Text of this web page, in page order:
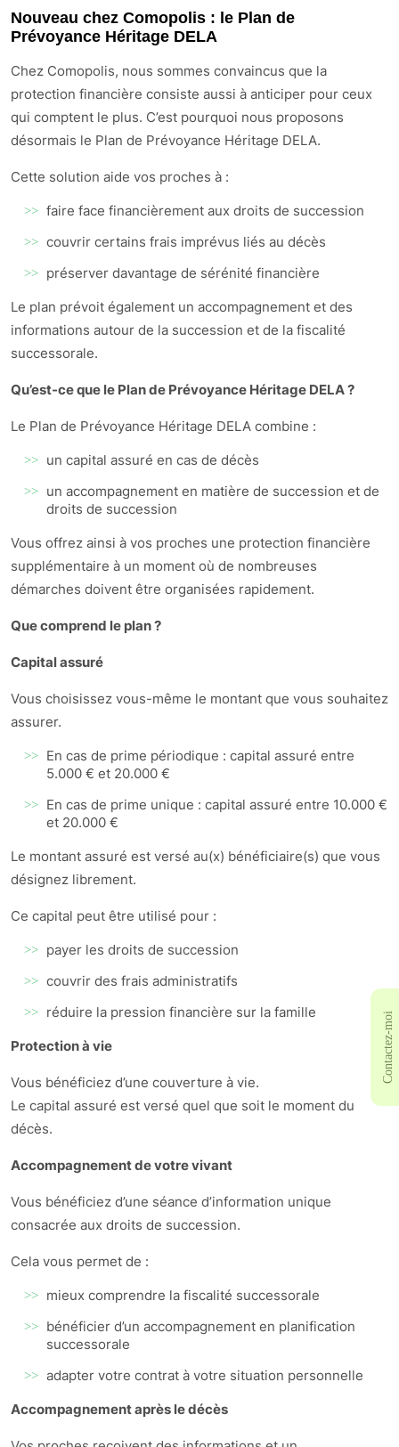
Nouveau chez Comopolis : le Plan de
Prévoyance Héritage DELA
Chez Comopolis, nous sommes convaincus que la
protection financière consiste aussi à anticiper pour ceux
qui comptent le plus. C’est pourquoi nous proposons
désormais le Plan de Prévoyance Héritage DELA.
Cette solution aide vos proches à :
faire face financièrement aux droits de succession
couvrir certains frais imprévus liés au décès
préserver davantage de sérénité financière
Le plan prévoit également un accompagnement et des
informations autour de la succession et de la fiscalité
successorale.
Qu’est-ce que le Plan de Prévoyance Héritage DELA ?
Le Plan de Prévoyance Héritage DELA combine :
un capital assuré en cas de décès
un accompagnement en matière de succession et de
droits de succession
Vous offrez ainsi à vos proches une protection financière
supplémentaire à un moment où de nombreuses
démarches doivent être organisées rapidement.
Que comprend le plan ?
Capital assuré
Vous choisissez vous-même le montant que vous souhaitez
assurer.
En cas de prime périodique : capital assuré entre
5.000 € et 20.000 €
En cas de prime unique : capital assuré entre 10.000 €
et 20.000 €
Le montant assuré est versé au(x) bénéficiaire(s) que vous
désignez librement.
Ce capital peut être utilisé pour :
payer les droits de succession
couvrir des frais administratifs
réduire la pression financière sur la famille
Protection à vie
Vous bénéficiez d’une couverture à vie.
Le capital assuré est versé quel que soit le moment du
décès.
Accompagnement de votre vivant
Vous bénéficiez d’une séance d’information unique
consacrée aux droits de succession.
Cela vous permet de :
mieux comprendre la fiscalité successorale
bénéficier d’un accompagnement en planification
successorale
adapter votre contrat à votre situation personnelle
Accompagnement après le décès
Contactez-moi